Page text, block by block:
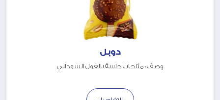
دوبل
وصف : مثلجات حليبية بالفول السوداني